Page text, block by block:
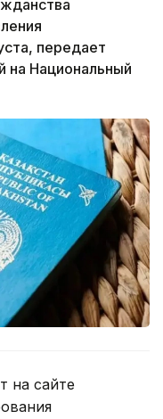
передает
на Национальный
на сайте